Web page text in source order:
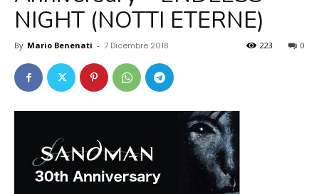
NIGHT (NOTTI ETERNE)
By Mario Benenati - 7 Dicembre 2018 0
223